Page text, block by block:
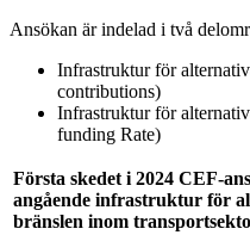
Ansökan är indelad i två
Infrastruktur för
contributions)
Infrastruktur för
funding Rate)
Första skedet i 2024 CEF-
angående infrastruktur för
bränslen inom